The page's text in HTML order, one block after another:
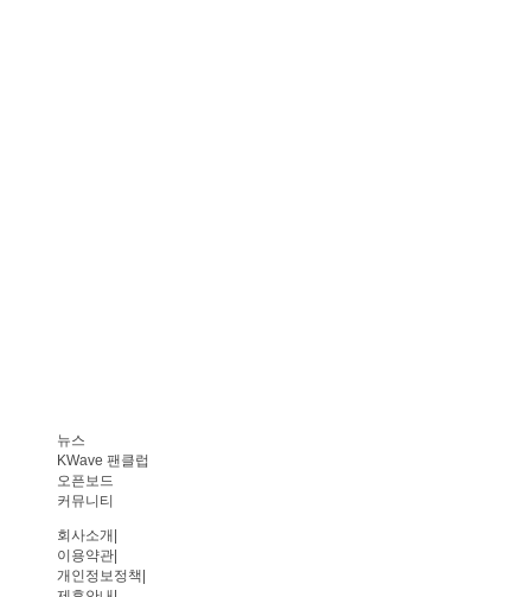
뉴스
KWave 팬클럽
오픈보드
커뮤니티
회사소개
이용약관
개인정보정책